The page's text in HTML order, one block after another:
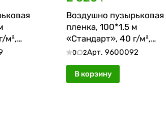
м²,
Воздушно пузырьковая
пленка, 100*1.5 м
«Стандарт», 40 г/м²,
двухслойная
0 2Арт. 9600092
В корзину